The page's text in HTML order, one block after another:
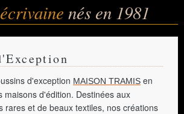
nés en 1981
d'exception MAISON TRAMIS en
maisons d'édition. Destinées aux
rares et de beaux textiles, nos créations